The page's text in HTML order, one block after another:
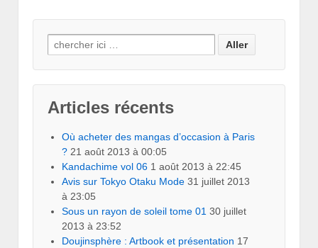
Search for:
Articles récents
Où acheter des mangas d’occasion à Paris
? 21 août 2013 à 00:05
Kandachime vol 06 1 août 2013 à 22:45
Avis sur Tokyo Otaku Mode 31 juillet 2013
à 23:05
Sous un rayon de soleil tome 01 30 juillet
2013 à 23:52
Doujinsphère : Artbook et présentation 17